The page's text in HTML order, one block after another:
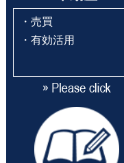
・売買
・有効活用